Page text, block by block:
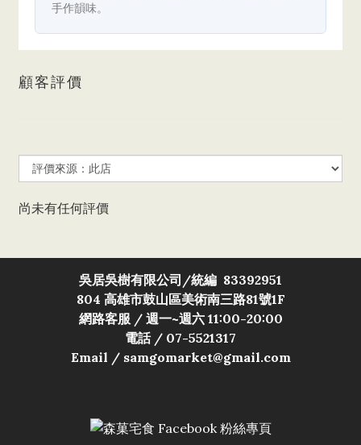
手作韻味。
顧客評價
尚未有任何評價
吳居吳樹有限公司/統編 83392951
804 高雄市鼓山區美術南三路81號1F
網路客服 / 週一~週六 11:00-20:00
電話 / 07-5521317
Email / samgomarket@gmail.com